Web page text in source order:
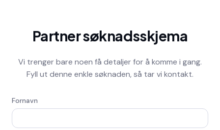
Partner søknadsskjema
Vi trenger bare noen få detaljer for å komme i gang.
Fyll ut denne enkle søknaden, så tar vi kontakt.
Fornavn